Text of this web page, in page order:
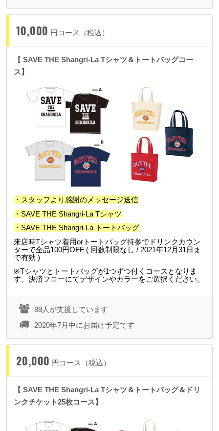
10,000 円コース（税込）
【 SAVE THE Shangri-La Tシャツ＆トートバッグコー
ス】
・スタッフより感謝のメッセージ送信
・SAVE THE Shangri-La Tシャツ
・SAVE THE Shangri-La トートバッグ
来店時Tシャツ着用orトートバッグ持参でドリンクカウン
ターで全品100円OFF ( 回数制限なし / 2021年12月31日ま
で有効 )
※Tシャツとトートバッグが1つずつ付くコースとなりま
す。 決済フローにてデザインやカラーをご選択ください。
88人が支援しています
2020年7月中にお届け予定です
20,000 円コース（税込）
【 SAVE THE Shangri-La Tシャツ＆トートバッグ＆ドリ
ンクチケット25枚コース】